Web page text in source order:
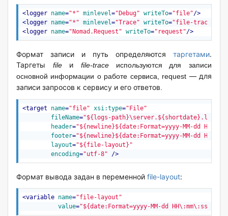
<logger name="*" minlevel="Debug" writeTo="file"/>
<logger name="*" minlevel="Trace" writeTo="file-trace"
<logger name="Nomad.Request" writeTo="request"/>
Формат записи и путь определяются таргетами.
Таргеты file иfile-trace используются
для записи
основной информации о работе сервиса, request — для
записи запросов к сервису и его ответов
<target name="file" xsi:type="File"
fileName="${logs-path}\server.${shortdate}.log"
header="${newline}${date:Format=yyyy-MM-dd
footer="${newline}${date:Format=yyyy-MM-dd
layout="${file-layout}"
encoding="utf-8" />
Формат вывода задан в переменной file-layout:
<variable name="file-layout"
value="${date:Format=yyyy-MM-dd